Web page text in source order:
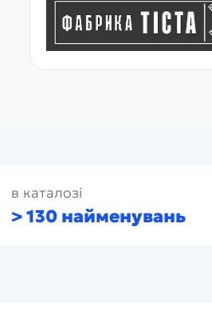
в каталозі
> 130 найменувань